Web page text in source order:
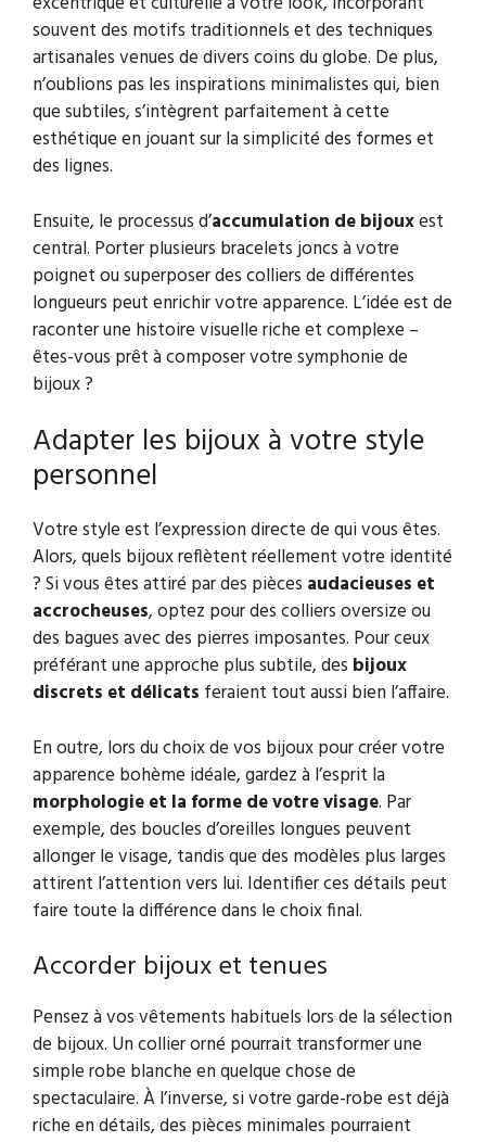
souvent des motifs traditionnels et des techniques
artisanales venues de divers coins du globe. De plus,
n’oublions pas les inspirations minimalistes qui, bien
que subtiles, s’intègrent parfaitement à cette
esthétique en jouant sur la simplicité des formes et
des lignes.
Ensuite, le processus d’accumulation de bijouxest
central. Porter plusieurs bracelets joncs à votre
poignet ou superposer des colliers de différentes
longueurs peut enrichir votre apparence. L’idée est de
raconter une histoire visuelle riche et complexe –
êtes-vous prêt à composer votre symphonie de
bijoux ?
Adapter les bijoux à votre style
personnel
Votre style est l’expression directe de qui vous êtes.
Alors, quels bijoux reflètent réellement votre identité
? Si vous êtes attiré par des pièces audacieuses et
accrocheuses, optez pour des colliers oversize ou
des bagues avec des pierres imposantes. Pour ceux
préférant une approche plus subtile, des bijoux
discrets et délicats feraient tout aussi bien l’affaire.
En outre, lors du choix de vos bijoux pour créer votre
apparence bohème idéale, gardez à l’esprit la
morphologie et la forme de votre visage. Par
exemple, des boucles d’oreilles longues peuvent
allonger le visage, tandis que des modèles plus larges
attirent l’attention vers lui. Identifier ces détails peut
faire toute la différence dans le choix final.
Accorder bijoux et tenues
Pensez à vos vêtements habituels lors de la sélection
de bijoux. Un collier orné pourrait transformer une
simple robe blanche en quelque chose de
spectaculaire. À l’inverse, si votre garde-robe est déjà
riche en détails, des pièces minimales pourraient